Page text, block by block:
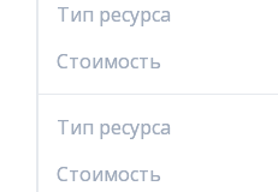
Тип ресурса
Тип ресурса
Стоимость
Стоимость
Тип ресурса
Тип ресурса
Стоимость
Стоимость